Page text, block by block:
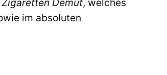
im absoluten